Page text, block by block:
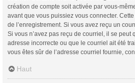
création de compte soit activée par vous-
avant que vous puissiez vous connecter.
de l’enregistrement. Si vous avez reçu un
Si vous n’avez pas reçu de courriel, il se peut
adresse incorrecte ou que le courriel ait été
vous êtes sûr de l’adresse courriel fournie,
Haut